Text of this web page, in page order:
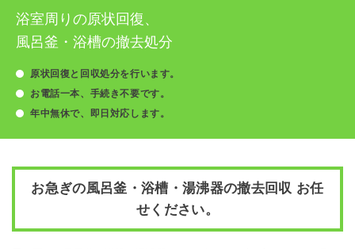
浴室周りの原状回復、
風呂釜・浴槽の撤去処分
原状回復と回収処分を行います。
お電話一本、手続き不要です。
年中無休で、即日対応します。
お急ぎの風呂釜・浴槽・湯沸器の撤去回収 お任
せください。